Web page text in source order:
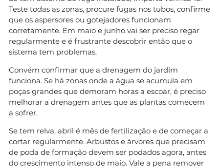
Teste todas as zonas, procure fugas nos tubos, confirme
que os aspersores ou gotejadores funcionam
corretamente. Em maio e junho vai ser preciso regar
regularmente e é frustrante descobrir então que o
sistema tem problemas.
Convém confirmar que a drenagem do jardim
funciona. Se há zonas onde a água se acumula em
poças grandes que demoram horas a escoar, é preciso
melhorar a drenagem antes que as plantas comecem
a sofrer.
Se tem relva, abril é mês de fertilização e de começar a
cortar regularmente. Arbustos e árvores que precisam
de poda de formação devem ser podados agora, antes
do crescimento intenso de maio. Vale a pena remover